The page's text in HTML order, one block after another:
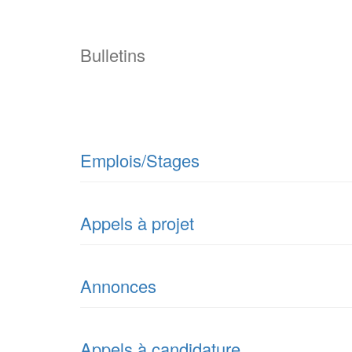
Bulletins
Emplois/Stages
Appels à projet
Annonces